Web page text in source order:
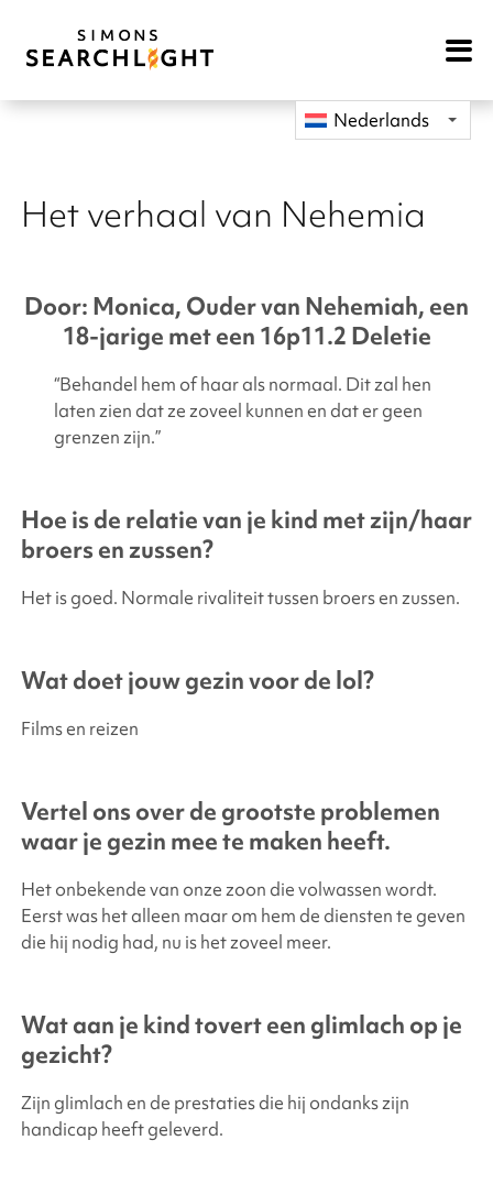
Open
Nederlands
Het verhaal van Nehemia
Door: Monica, Ouder van Nehemiah, een
18-jarige met een 16p11.2 Deletie
“Behandel hem of haar als normaal. Dit zal hen
laten zien dat ze zoveel kunnen en dat er geen
grenzen zijn.”
Hoe is de relatie van je kind met zijn/haar
broers en zussen?
Het is goed. Normale rivaliteit tussen broers en zussen.
Wat doet jouw gezin voor de lol?
Films en reizen
Vertel ons over de grootste problemen
waar je gezin mee te maken heeft.
Het onbekende van onze zoon die volwassen wordt.
Eerst was het alleen maar om hem de diensten te geven
die hij nodig had, nu is het zoveel meer.
Wat aan je kind tovert een glimlach op je
gezicht?
Zijn glimlach en de prestaties die hij ondanks zijn
handicap heeft geleverd.